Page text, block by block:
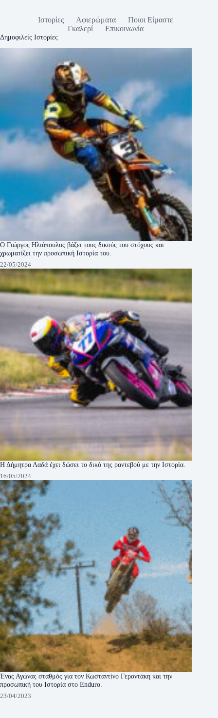
Ιστορίες Αφιερώματα
Ποιοι Είμαστε
Γκαλερί
Επικοινωνία
Δημοφιλείς Ιστορίες
Ο Γιώργος Ηλιόπουλος βάζει τους δικούς του στόχους και
χρωματίζει την προσωπική Ιστορία του.
22/05/2024
Η Δήμητρα Λαδά έχει δώσει το δικό της ραντεβού με την Ιστορία.
16/05/2024
Ένας Αγώνας σταθμός για τον Κωσταντίνο Γεροντάκη και την
προσωπική του Ιστορία στο Enduro.
23/04/2023